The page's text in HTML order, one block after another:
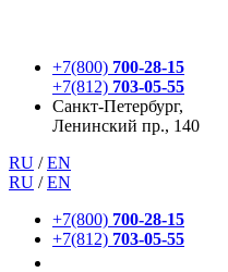
+7(800) 700-28-15
+7(812) 703-05-55
Санкт-Петербург,
Ленинский пр., 140
RU / EN
RU / EN
+7(800) 700-28-15
+7(812) 703-05-55